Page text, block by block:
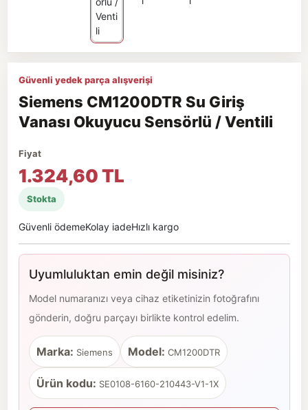
Güvenli yedek parça alışverişi
Siemens CM1200DTR Su Giriş
Vanası Okuyucu Sensörlü / Ventili
Fiyat
1.324,60 TL
Stokta
Güvenli ödemeKolay iadeHızlı kargo
Uyumluluktan emin değil misiniz?
Model numaranızı veya cihaz etiketinizin fotoğrafını
gönderin, doğru parçayı birlikte kontrol edelim.
Marka: Siemens Model: CM1200DTR
Ürün kodu: SE0108-6160-210443-V1-1X